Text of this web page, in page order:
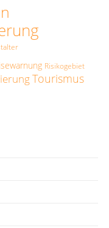
Risikogebiet
Tourismus